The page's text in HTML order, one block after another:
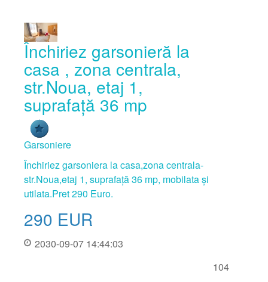
Închiriez garsonieră la
casa , zona centrala,
str.Noua, etaj 1,
suprafață 36 mp
Garsoniere
Închiriez garsoniera la casa,zona centrala-
str.Noua,etaj 1, suprafață 36 mp, mobilata și
utilata.Pret 290 Euro.
290 EUR
2030-09-07 14:44:03
104